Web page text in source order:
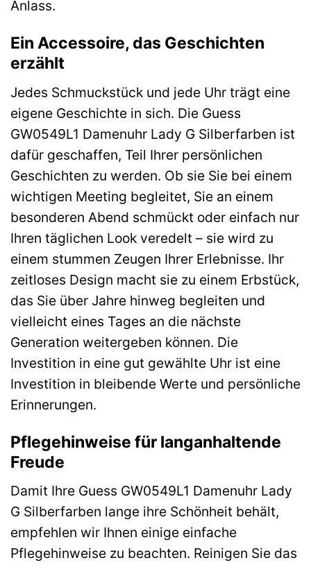
Anlass.
Ein Accessoire, das Geschichten
erzählt
Jedes Schmuckstück und jede Uhr trägt eine
eigene Geschichte in sich. Die Guess
GW0549L1 Damenuhr Lady G Silberfarben ist
dafür geschaffen, Teil Ihrer persönlichen
Geschichten zu werden. Ob sie Sie bei einem
wichtigen Meeting begleitet, Sie an einem
besonderen Abend schmückt oder einfach nur
Ihren täglichen Look veredelt – sie wird zu
einem stummen Zeugen Ihrer Erlebnisse. Ihr
zeitloses Design macht sie zu einem Erbstück,
das Sie über Jahre hinweg begleiten und
vielleicht eines Tages an die nächste
Generation weitergeben können. Die
Investition in eine gut gewählte Uhr ist eine
Investition in bleibende Werte und persönliche
Erinnerungen.
Pflegehinweise für langanhaltende
Freude
Damit Ihre Guess GW0549L1 Damenuhr Lady
G Silberfarben lange ihre Schönheit behält,
empfehlen wir Ihnen einige einfache
Pflegehinweise zu beachten. Reinigen Sie das